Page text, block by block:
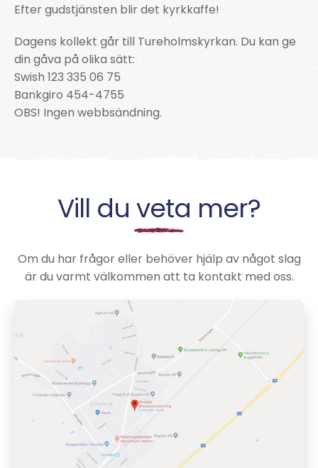
Efter gudstjänsten blir det kyrkkaffe!
Dagens kollekt går till Tureholmskyrkan. Du kan ge
din gåva på olika sätt:
Swish 123 335 06 75
Bankgiro 454-4755
OBS! Ingen webbsändning.
Vill du veta mer?
Om du har frågor eller behöver hjälp av något slag
är du varmt välkommen att ta kontakt med oss.